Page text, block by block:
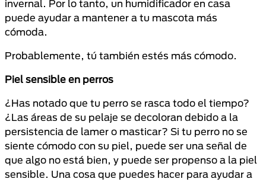
invernal. Por lo tanto, un humidificador en casa
puede ayudar a mantener a tu mascota más
cómoda.
Probablemente, tú también estés más cómodo.
Piel sensible en perros
¿Has notado que tu perro se rasca todo el tiempo?
¿Las áreas de su pelaje se decoloran debido a la
persistencia de lamer o masticar? Si tu perro no se
siente cómodo con su piel, puede ser una señal de
que algo no está bien, y puede ser propenso a la piel
sensible. Una cosa que puedes hacer para ayudar a